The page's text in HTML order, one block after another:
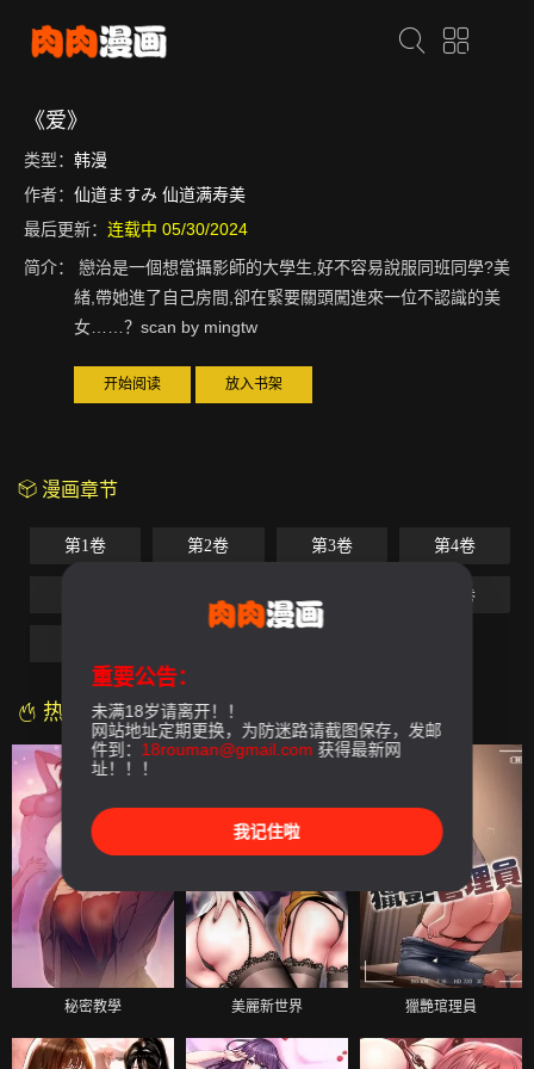
《爱》
类型： 韩漫
作者： 仙道ますみ 仙道满寿美
最后更新： 连载中 05/30/2024
简介：
戀治是一個想當攝影師的大學生,好不容易說服同班同學?美
緒,帶她進了自己房間,卻在緊要關頭闖進來一位不認識的美
女……？scan by mingtw
开始阅读 放入书架
漫画章节
第1卷 第2卷 第3卷 第4卷
第8卷
热门漫画
秘密教學 美麗新世界 獵艷琯理員
重要公告：
未满18岁请离开！！
网站地址定期更换，为防迷路请截图保存，发邮
件到： 18rouman@gmail.com 获得最新网
址！！！
我记住啦